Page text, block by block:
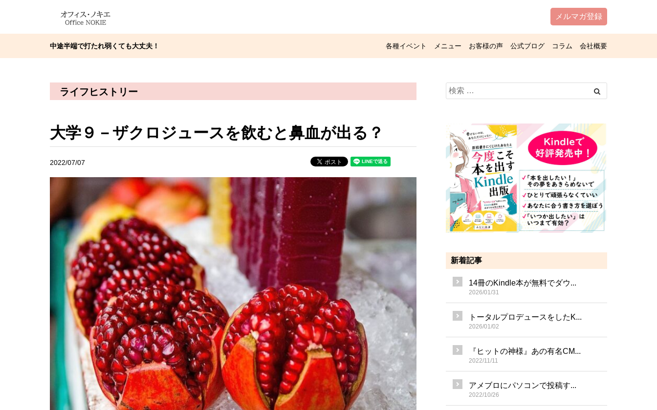
メルマガ登録
中途半端で打たれ弱くても大丈夫！ 各種イベント メニュー お客様の声 公式ブログ コラム 会社概要
ライフヒストリー
大学９－ザクロジュースを飲むと鼻血が出る？
2022/07/07
新着記事
14冊のKindle本が無料でダウ...
2026/01/31
トータルプロデュースをしたK...
2026/01/02
『ヒットの神様』あの有名CM...
2022/11/11
アメブロにパソコンで投稿す...
2022/10/26